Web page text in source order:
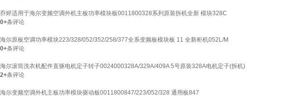
乔烬适用于海尔变频空调外机主板功率模块板0011800328系列原装拆机全新 模块328C
0+条评论
海尔原板空调功率模块223/328/052/352/258/377全系变频板模块板 11 全新柜机052L/M
0+条评论
海尔滚筒洗衣机配件直驱电机定子转子0024000328A/329A/409A 5号原装328A电机定子(拆机)
2+条评论
海尔变频空调外机主板功率模块驱动板0011800847/223/052/328 通用板847